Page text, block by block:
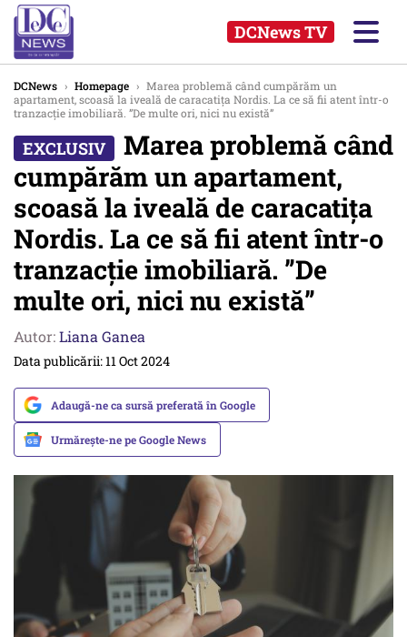
DCNews TV
DCNews › Homepage › Marea problemă când cumpărăm un
apartament, scoasă la iveală de caracatița Nordis. La ce să fii atent într-o
tranzacție imobiliară. ”De multe ori, nici nu există”
Marea problemă când
cumpărăm un apartament,
scoasă la iveală de caracatița
Nordis. La ce să fii atent într-o
tranzacție imobiliară. ”De
multe ori, nici nu există”
Autor:Liana Ganea
Data publicării: 11 Oct 2024
Adaugă-ne ca sursă preferată în Google
Urmărește-ne pe Google News